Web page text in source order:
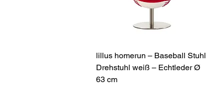
Schnellansicht
lillus homerun – Baseball Stuhl
Drehstuhl weiß – Echtleder Ø
63 cm